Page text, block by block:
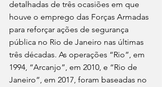
detalhadas de três ocasiões em que
houve o emprego das Forças Armadas
para reforçar ações de segurança
pública no Rio de Janeiro nas últimas
três décadas. As operações “Rio”, em
1994, “Arcanjo”, em 2010, e “Rio de
Janeiro”, em 2017, foram baseadas no